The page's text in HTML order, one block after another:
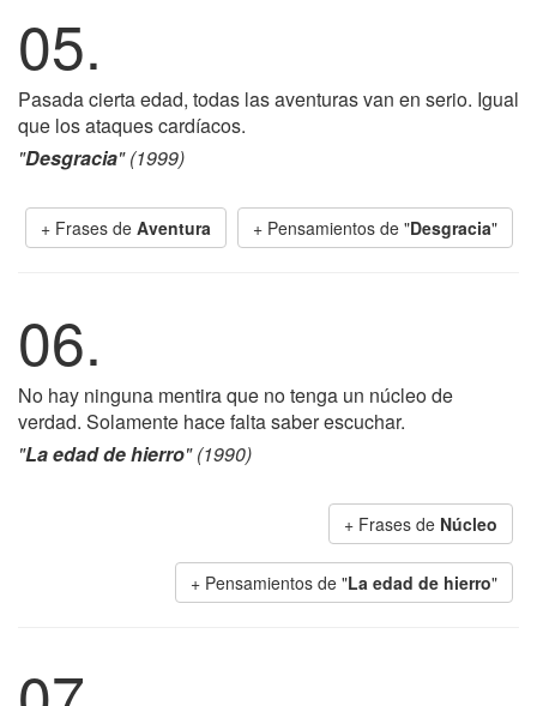
05.
Pasada cierta edad, todas las aventuras van en serio. Igual
que los ataques cardíacos.
"Desgracia" (1999)
+ Frases de Aventura + Pensamientos de "Desgracia"
06.
No hay ninguna mentira que no tenga un núcleo de
verdad. Solamente hace falta saber escuchar.
"La edad de hierro" (1990)
+ Frases de Núcleo
+ Pensamientos de "La edad de hierro"